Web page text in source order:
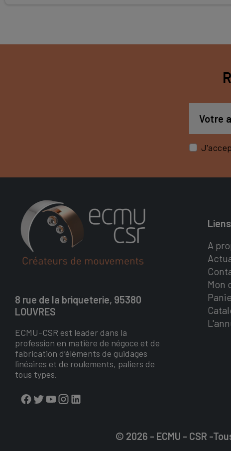
8 rue de la briqueterie, 95380
LOUVRES
ECMU-CSR est leader dans la
profession en matière de négoce et de
fabrication d’éléments de guidages
linéaires et de roulements, paliers de
tous types.
A
Mon
© 2026 - ECMU - CSR -